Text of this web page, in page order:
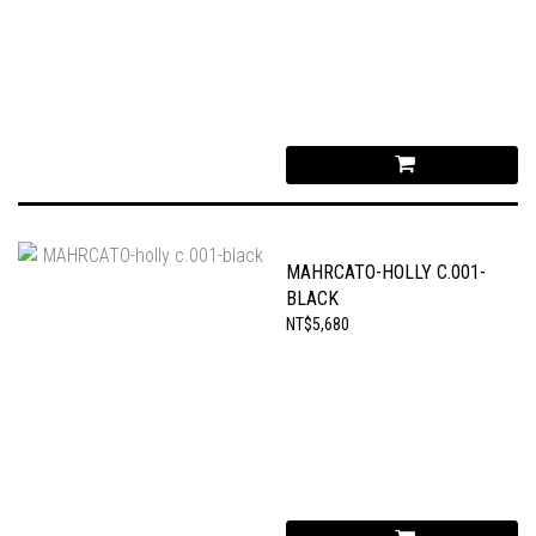
MAHRCATO-HOLLY C.001-
BLACK
NT$5,680